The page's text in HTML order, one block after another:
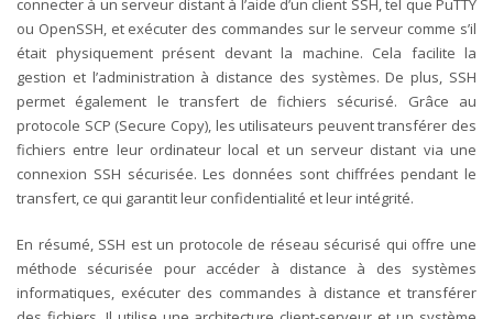
connecter à un serveur distant à l’aide d’un client SSH, tel que PuTTY
ou OpenSSH, et exécuter des commandes sur le serveur comme s’il
était physiquement présent devant la machine. Cela facilite la
gestion et l’administration à distance des systèmes.De plus, SSH
permet également le transfert de fichiers sécurisé. Grâce au
protocole SCP (Secure Copy), les utilisateurs peuvent transférer des
fichiers entre leur ordinateur local et un serveur distant via une
connexion SSH sécurisée. Les données sont chiffrées pendant le
transfert, ce qui garantit leur confidentialité et leur intégrité.
En résumé, SSH est un protocole de réseau sécurisé qui offre une
méthode sécurisée pour accéder à distance à des systèmes
informatiques, exécuter des commandes à distance et transférer